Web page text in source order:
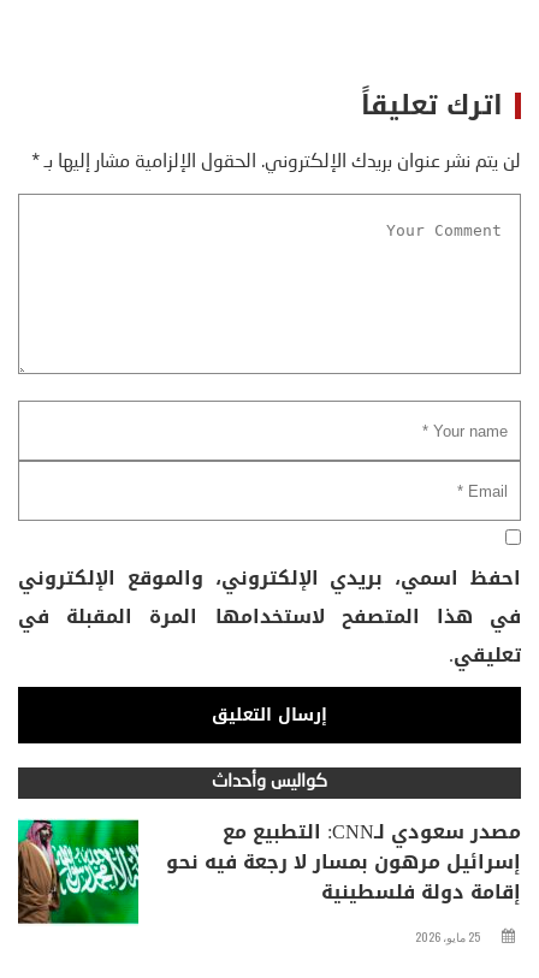
اترك تعليقاً
لن يتم نشر عنوان بريدك الإلكتروني. الحقول الإلزامية مشار إليها بـ*
احفظ اسمي، بريدي الإلكتروني، والموقع الإلكتروني
في هذا المتصفح لاستخدامها المرة المقبلة في
تعليقي.
كواليس وأحداث
مصدر سعودي لـCNN: التطبيع مع
إسرائيل مرهون بمسار لا رجعة فيه نحو
إقامة دولة فلسطينية
25 مايو، 2026